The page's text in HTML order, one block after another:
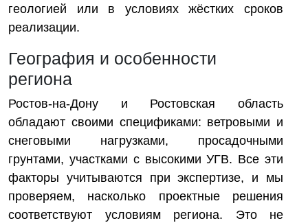
геологией или в условиях жёстких сроков
реализации.
География и особенности
региона
Ростов-на-Дону и Ростовская область
обладают своими спецификами: ветровыми и
снеговыми нагрузками, просадочными
грунтами, участками с высокими УГВ. Все эти
факторы учитываются при экспертизе, и мы
проверяем, насколько проектные решения
соответствуют условиям региона. Это не